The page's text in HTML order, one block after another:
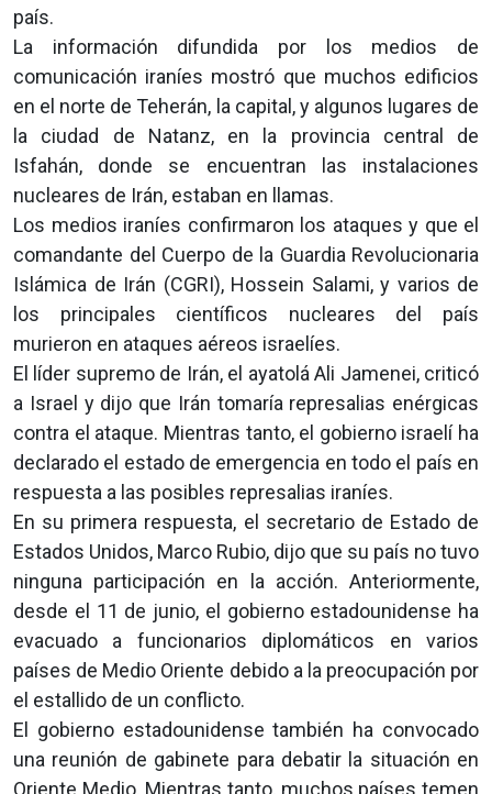
país.
La información difundida por los medios de
comunicación iraníes mostró que muchos edificios
en el norte de Teherán, la capital, y algunos lugares de
la ciudad de Natanz, en la provincia central de
Isfahán, donde se encuentran las instalaciones
nucleares de Irán, estaban en llamas.
Los medios iraníes confirmaron los ataques y que el
comandante del Cuerpo de la Guardia Revolucionaria
Islámica de Irán (CGRI), Hossein Salami, y varios de
los principales científicos nucleares del país
murieron en ataques aéreos israelíes.
El líder supremo de Irán, el ayatolá Ali Jamenei, criticó
a Israel y dijo que Irán tomaría represalias enérgicas
contra el ataque. Mientras tanto, el gobierno israelí ha
declarado el estado de emergencia en todo el país en
respuesta a las posibles represalias iraníes.
En su primera respuesta, el secretario de Estado de
Estados Unidos, Marco Rubio, dijo que su país no tuvo
ninguna participación en la acción. Anteriormente,
desde el 11 de junio, el gobierno estadounidense ha
evacuado a funcionarios diplomáticos en varios
países de Medio Oriente debido a la preocupación por
el estallido de un conflicto.
El gobierno estadounidense también ha convocado
una reunión de gabinete para debatir la situación en
Oriente Medio. Mientras tanto, muchos países temen